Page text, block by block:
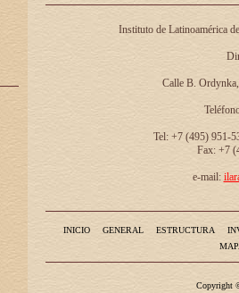
Instituto de Latinoamérica
Calle B.
Tel: +7 (495) 951-
Fax: +7
e-mail:
INICIO GENERAL ESTRUCTURA
Copyright